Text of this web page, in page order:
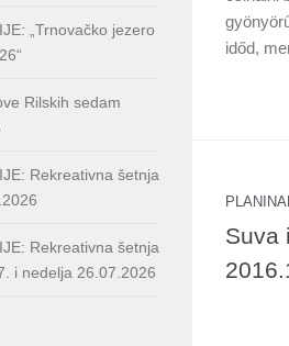
időd,
Suva
„Trnovačko jezero
Rilskih sedam
Rekreativna šetnja
Rekreativna šetnja
i nedelja 26.07.2026